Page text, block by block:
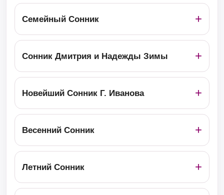
Семейный Сонник
Сонник Дмитрия и Надежды Зимы
Новейший Сонник Г. Иванова
Весенний Сонник
Летний Сонник